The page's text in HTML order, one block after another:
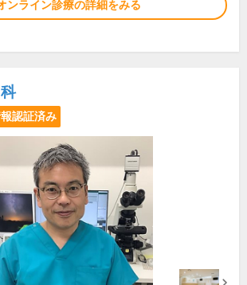
ンライン診療の詳細をみる
認証済み